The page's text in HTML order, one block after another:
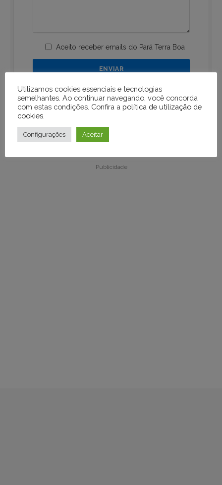
Aceito receber emails do Pará Terra Boa
Publicidade
Publicidade
Utilizamos cookies essenciais e tecnologias
semelhantes. Ao continuar navegando, você concorda
com estas condições. Confira a política de utilização de
cookies
Configurações Aceitar